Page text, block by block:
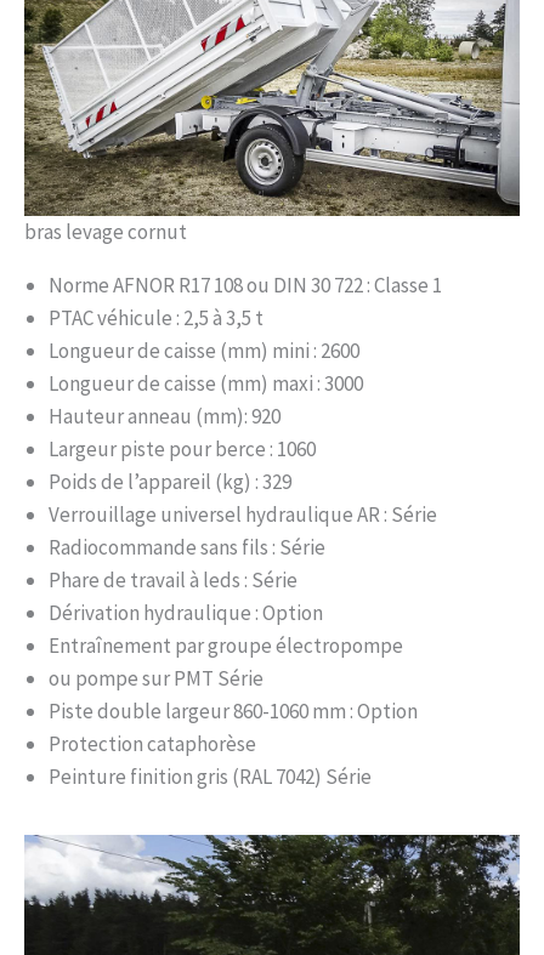
bras levage cornut
Norme AFNOR R17 108 ou DIN 30 722 : Classe 1
PTAC véhicule : 2,5 à 3,5 t
Longueur de caisse (mm) mini : 2600
Longueur de caisse (mm) maxi : 3000
Hauteur anneau (mm): 920
Largeur piste pour berce : 1060
Poids de l’appareil (kg) : 329
Verrouillage universel hydraulique AR : Série
Radiocommande sans fils : Série
Phare de travail à leds : Série
Dérivation hydraulique : Option
Entraînement par groupe électropompe
ou pompe sur PMT Série
Piste double largeur 860-1060 mm : Option
Protection cataphorèse
Peinture finition gris (RAL 7042) Série